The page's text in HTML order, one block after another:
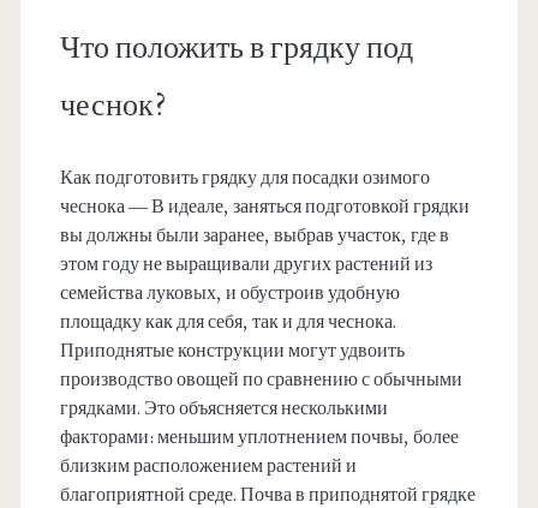
Что положить в грядку под
чеснок?
Как подготовить грядку для посадки озимого
чеснока — В идеале, заняться подготовкой грядки
вы должны были заранее, выбрав участок, где в
этом году не выращивали других растений из
семейства луковых, и обустроив удобную
площадку как для себя, так и для чеснока.
Приподнятые конструкции могут удвоить
производство овощей по сравнению с обычными
грядками. Это объясняется несколькими
факторами: меньшим уплотнением почвы, более
близким расположением растений и
благоприятной среде. Почва в приподнятой грядке